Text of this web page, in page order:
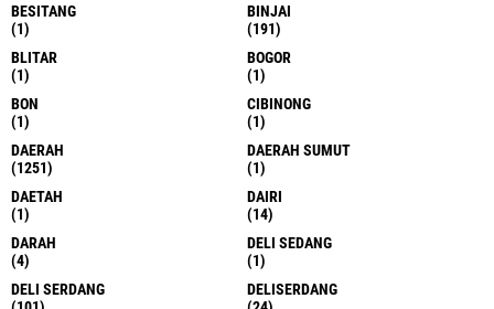
BESITANG
(1)
BINJAI
(191)
BLITAR
(1)
BOGOR
(1)
BON
(1)
CIBINONG
(1)
DAERAH
(1251)
DAERAH SUMUT
(1)
DAETAH
(1)
DAIRI
(14)
DARAH
(4)
DELI SEDANG
(1)
DELI SERDANG
DELISERDANG